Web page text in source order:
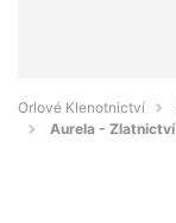
Orlové Klenotnictví
Aurela - Zlatnictví